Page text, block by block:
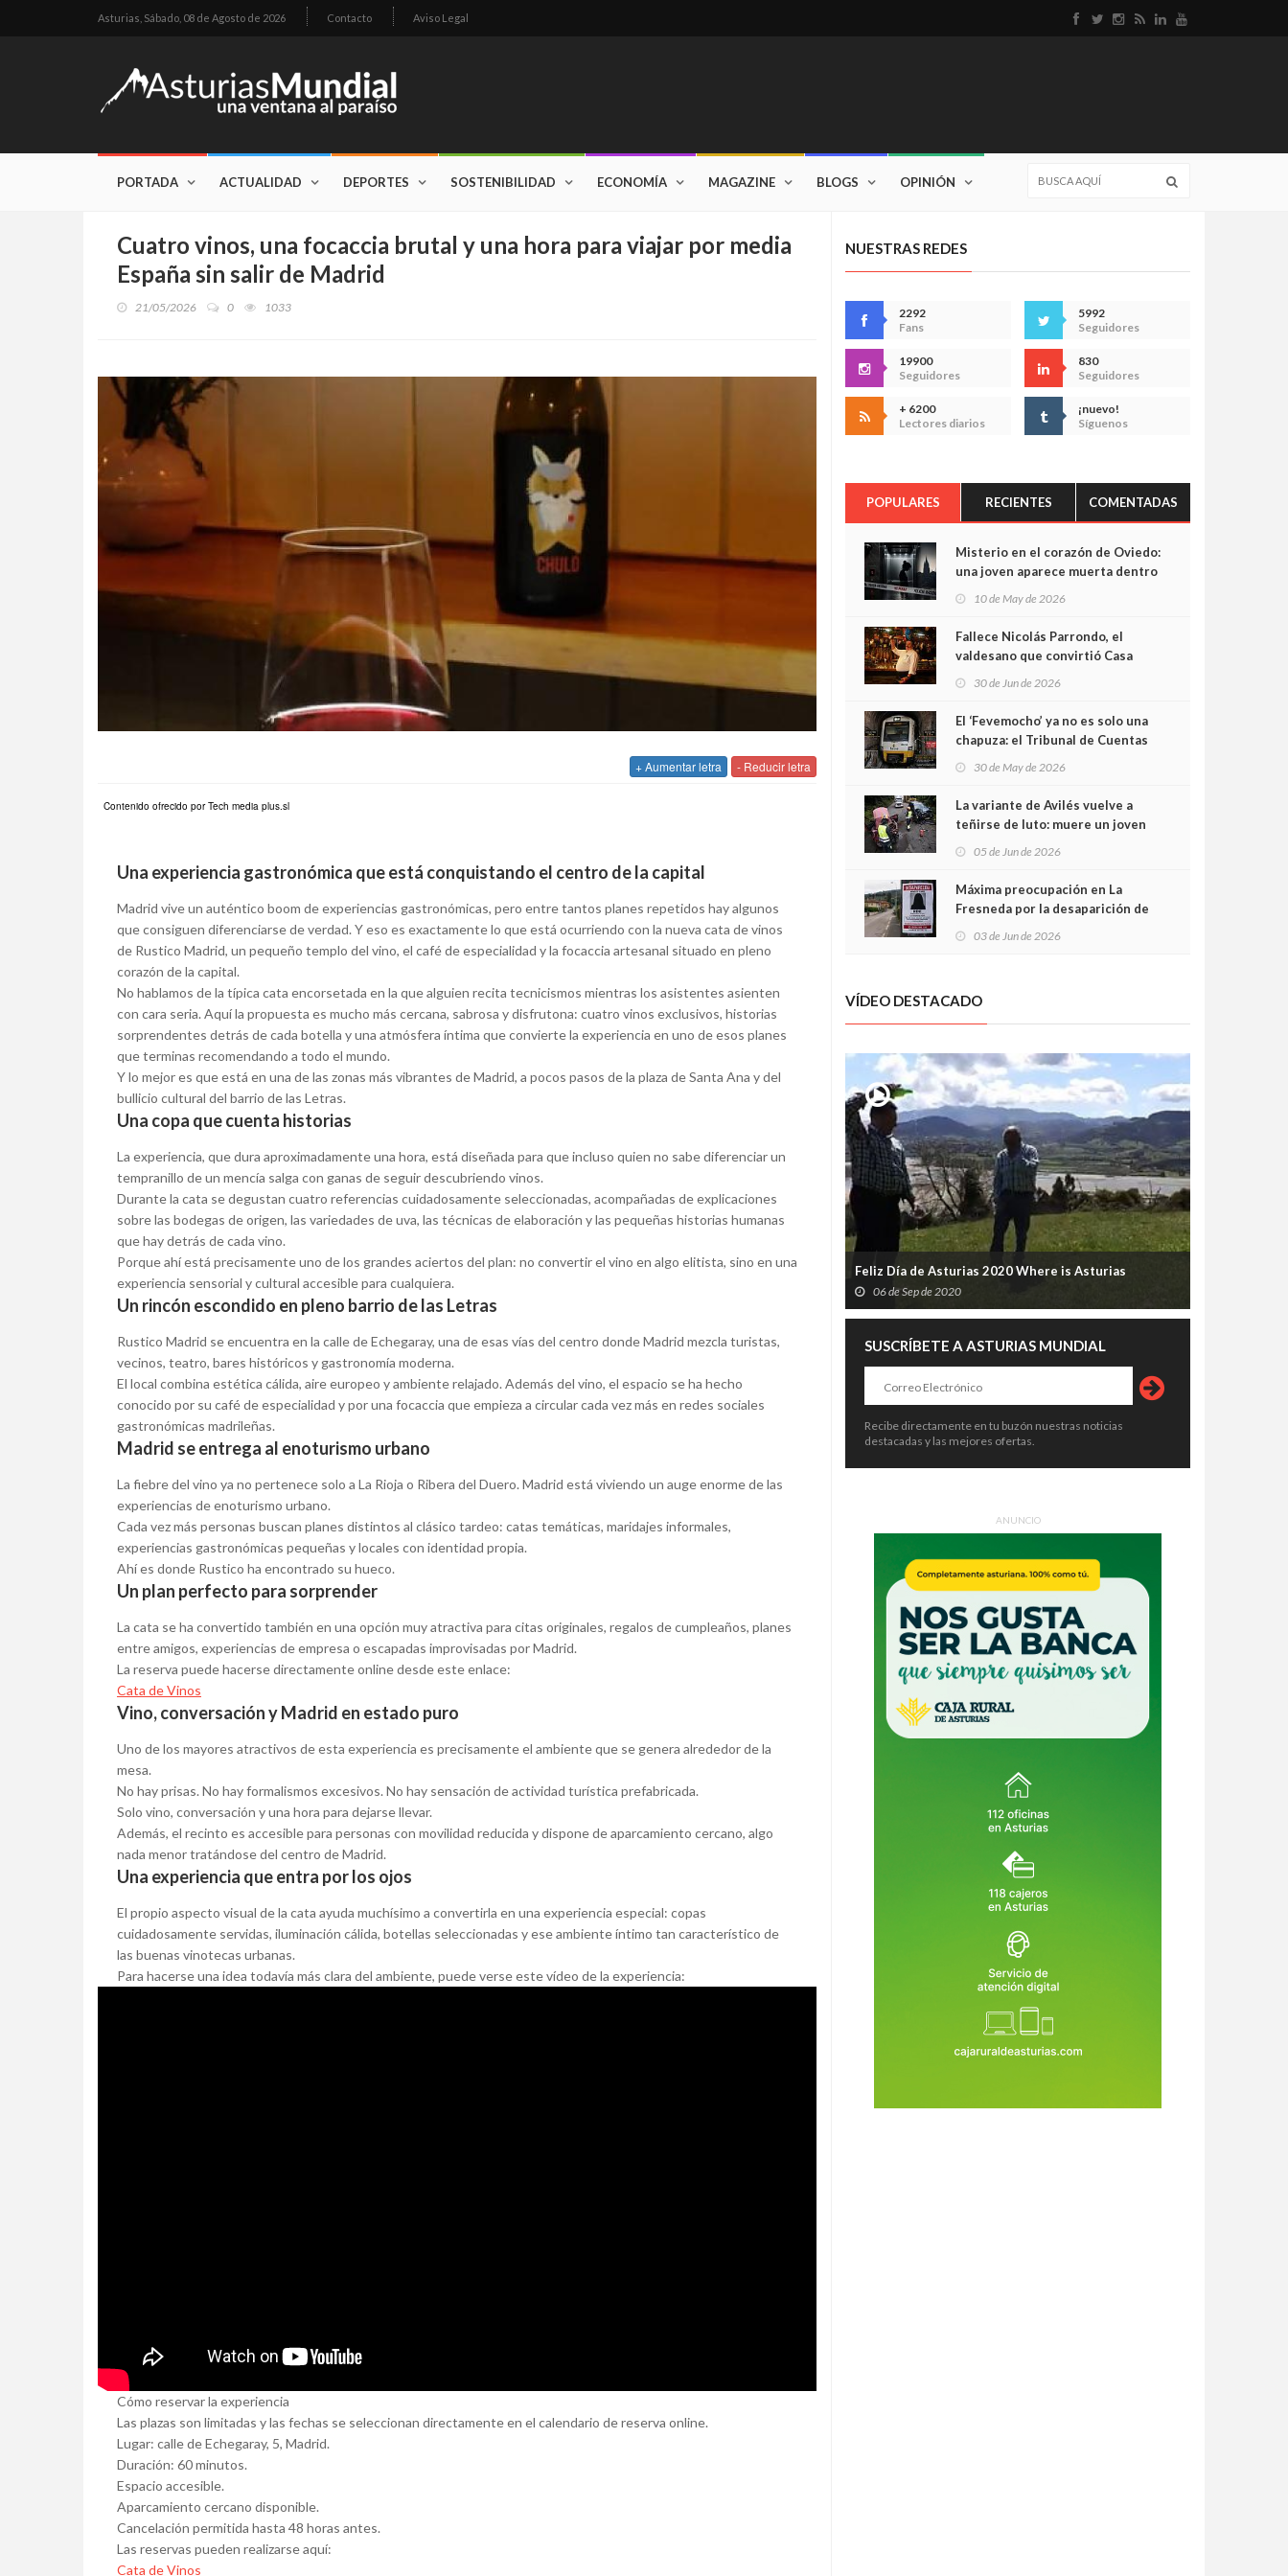
Asturias, Sábado, 08 de Agosto de 2026 Contacto Aviso Legal
PORTADA ACTUALIDAD DEPORTES SOSTENIBILIDAD ECONOMÍA MAGAZINE BLOGS OPINIÓN
Cuatro vinos, una focaccia brutal y una hora para viajar por media
España sin salir de Madrid
21/05/2026 0 1033
+ Aumentar letra - Reducir letra
Contenido ofrecido por Tech media plus.sl
Una experiencia gastronómica que está conquistando el centro de la capital
Madrid vive un auténtico boom de experiencias gastronómicas, pero entre tantos planes repetidos hay algunos
que consiguen diferenciarse de verdad. Y eso es exactamente lo que está ocurriendo con la nueva cata de vinos
de Rustico Madrid, un pequeño templo del vino, el café de especialidad y la focaccia artesanal situado en pleno
corazón de la capital.
No hablamos de la típica cata encorsetada en la que alguien recita tecnicismos mientras los asistentes asienten
con cara seria. Aquí la propuesta es mucho más cercana, sabrosa y disfrutona: cuatro vinos exclusivos, historias
sorprendentes detrás de cada botella y una atmósfera íntima que convierte la experiencia en uno de esos planes
que terminas recomendando a todo el mundo.
Y lo mejor es que está en una de las zonas más vibrantes de Madrid, a pocos pasos de la plaza de Santa Ana y del
bullicio cultural del barrio de las Letras.
Una copa que cuenta historias
La experiencia, que dura aproximadamente una hora, está diseñada para que incluso quien no sabe diferenciar un
tempranillo de un mencía salga con ganas de seguir descubriendo vinos.
Durante la cata se degustan cuatro referencias cuidadosamente seleccionadas, acompañadas de explicaciones
sobre las bodegas de origen, las variedades de uva, las técnicas de elaboración y las pequeñas historias humanas
que hay detrás de cada vino.
Porque ahí está precisamente uno de los grandes aciertos del plan: no convertir el vino en algo elitista, sino en una
experiencia sensorial y cultural accesible para cualquiera.
Un rincón escondido en pleno barrio de las Letras
Rustico Madrid se encuentra en la calle de Echegaray, una de esas vías del centro donde Madrid mezcla turistas,
vecinos, teatro, bares históricos y gastronomía moderna.
El local combina estética cálida, aire europeo y ambiente relajado. Además del vino, el espacio se ha hecho
conocido por su café de especialidad y por una focaccia que empieza a circular cada vez más en redes sociales
gastronómicas madrileñas.
Madrid se entrega al enoturismo urbano
La fiebre del vino ya no pertenece solo a La Rioja o Ribera del Duero. Madrid está viviendo un auge enorme de las
experiencias de enoturismo urbano.
Cada vez más personas buscan planes distintos al clásico tardeo: catas temáticas, maridajes informales,
experiencias gastronómicas pequeñas y locales con identidad propia.
Ahí es donde Rustico ha encontrado su hueco.
Un plan perfecto para sorprender
La cata se ha convertido también en una opción muy atractiva para citas originales, regalos de cumpleaños, planes
entre amigos, experiencias de empresa o escapadas improvisadas por Madrid.
La reserva puede hacerse directamente online desde este enlace:
Cata de Vinos
Vino, conversación y Madrid en estado puro
Uno de los mayores atractivos de esta experiencia es precisamente el ambiente que se genera alrededor de la
mesa.
No hay prisas. No hay formalismos excesivos. No hay sensación de actividad turística prefabricada.
Solo vino, conversación y una hora para dejarse llevar.
Además, el recinto es accesible para personas con movilidad reducida y dispone de aparcamiento cercano, algo
nada menor tratándose del centro de Madrid.
Una experiencia que entra por los ojos
El propio aspecto visual de la cata ayuda muchísimo a convertirla en una experiencia especial: copas
cuidadosamente servidas, iluminación cálida, botellas seleccionadas y ese ambiente íntimo tan característico de
las buenas vinotecas urbanas.
Para hacerse una idea todavía más clara del ambiente, puede verse este vídeo de la experiencia:
Cómo reservar la experiencia
Las plazas son limitadas y las fechas se seleccionan directamente en el calendario de reserva online.
Lugar: calle de Echegaray, 5, Madrid.
Duración: 60 minutos.
Espacio accesible.
Aparcamiento cercano disponible.
Cancelación permitida hasta 48 horas antes.
Las reservas pueden realizarse aquí:
Cata de Vinos
NUESTRAS REDES
2292
Fans
5992
Seguidores
19900
Seguidores
830
Seguidores
+ 6200
Lectores diarios
¡nuevo!
Síguenos
POPULARES RECIENTES COMENTADAS
Misterio en el corazón de Oviedo:
una joven aparece muerta dentro
cámaras captan sus últimos
minutos
10 de May de 2026
Fallece Nicolás Parrondo, el
valdesano que convirtió Casa
30 de Jun de 2026
El ‘Fevemocho’ ya no es solo una
chapuza: el Tribunal de Cuentas
sobrecoste de los trenes que no
cabían por los túneles
30 de May de 2026
La variante de Avilés vuelve a
teñirse de luto: muere un joven
05 de Jun de 2026
Máxima preocupación en La
Fresneda por la desaparición de
03 de Jun de 2026
VÍDEO DESTACADO
Feliz Día de Asturias 2020 Where is Asturias
06 de Sep de 2020
SUSCRÍBETE A ASTURIAS MUNDIAL
Recibe directamente en tu buzón nuestras noticias
destacadas y las mejores ofertas.
ANUNCIO